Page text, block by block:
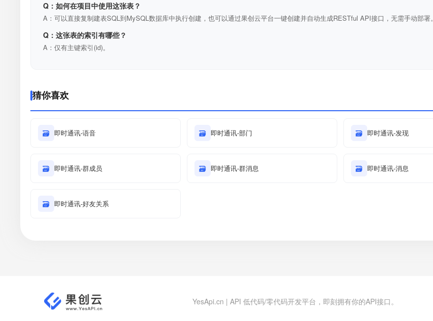
Q：如何在项目中使用这张表？
A：可以直接复制建表SQL到MySQL数据库中执行创建，也可以通过果创云平台一键创建并自动生成RESTful API接口，无需手动部署。
Q：这张表的索引有哪些？
A：仅有主键索引(id)。
猜你喜欢
🗃 即时通讯-语音 🗃 即时通讯-部门 🗃 即时通讯-发现
🗃 即时通讯-群成员 🗃 即时通讯-群消息 🗃 即时通讯-消息
🗃 即时通讯-好友关系
YesApi.cn | API 低代码/零代码开发平台，即刻拥有你的API接口。